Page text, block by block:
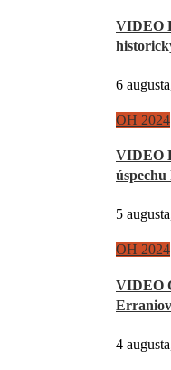
VIDEO
6
OH 2024
VIDEO
5
OH 2024
VIDEO
4